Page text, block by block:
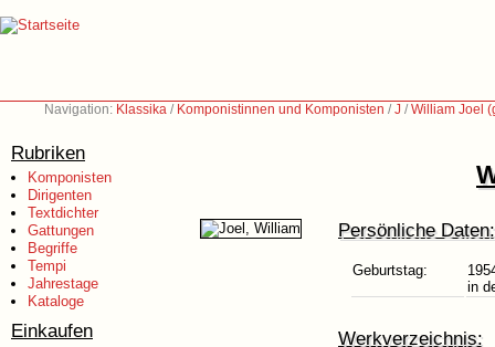
Navigation: Klassika / Komponistinnen und Komponisten /J /William Joel
Rubriken
Komponisten
Dirigenten
Textdichter
Gattungen
Begriffe
Tempi
Jahrestage
Kataloge
Einkaufen
Persönliche Daten:
Geburtstag:
in
Werkverzeichnis: